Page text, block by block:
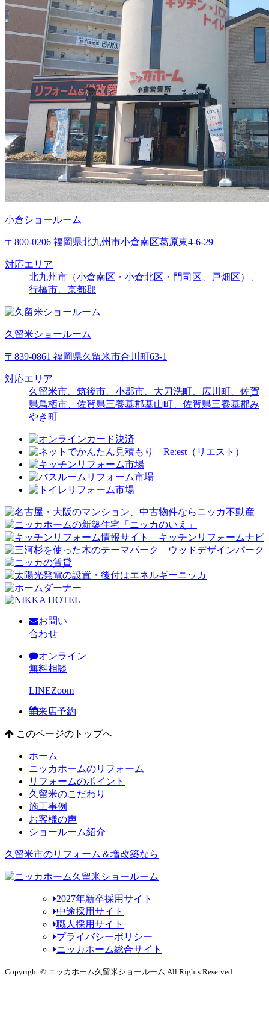
小倉ショールーム
〒800-0206 福岡県北九州市小倉南区葛原東4-6-29
対応エリア
北九州市（小倉南区・小倉北区・門司区、戸畑区）、
行橋市、京都郡
久留米ショールーム
〒839-0861 福岡県久留米市合川町63-1
対応エリア
久留米市、筑後市、小郡市、大刀洗町、広川町、佐賀
県鳥栖市、佐賀県三養基郡基山町、佐賀県三養基郡み
やき町
お問い
合わせ
オンライン
無料相談
LINEZoom
来店予約
このページのトップへ
ホーム
ニッカホームのリフォーム
リフォームのポイント
久留米のこだわり
施工事例
お客様の声
ショールーム紹介
久留米市のリフォーム＆増改築なら
2027年新卒採用サイト
中途採用サイト
職人採用サイト
プライバシーポリシー
ニッカホーム総合サイト
Copyright © ニッカホーム久留米ショールーム All Rights Reserved.